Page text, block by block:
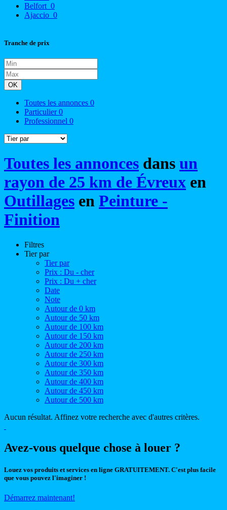
Belfort 0
Ajaccio 0
Tranche de prix
OK
Toutes les annonces 0
Particulier0
Professionnel 0
Toutes les annonces dans un
rayon de 25 km de Évreux en
Outillages en Peinture -
Finition
Filtres
Tier par
Tier par
Prix : Du - cher
Prix : Du + cher
Date
Note
Autour de 0 km
Autour de 50 km
Autour de 100 km
Autour de 150 km
Autour de 200 km
Autour de 250 km
Autour de 300 km
Autour de 350 km
Autour de 400 km
Autour de 450 km
Autour de 500 km
Aucun résultat. Affinez votre recherche avec d'autres critères.
Avez-vous quelque chose à louer ?
Louez vos produits et services en ligne GRATUITEMENT. C'est plus facile
que vous pouvez l'imaginer !
Démarrez maintenant!